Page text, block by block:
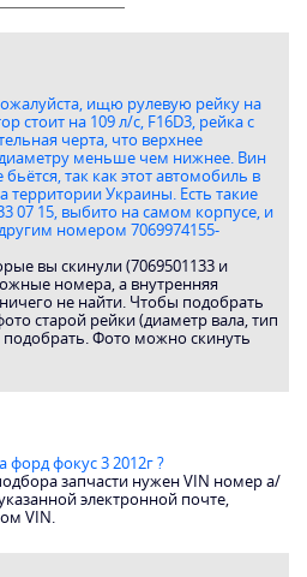
ищю рулевую рейку на
стоит на 109 л/с, F16D3, рейка с
черта, что верхнее
меньше чем нижнее. Вин
так как этот автомобиль в
территории Украины. Есть такие
07 15, выбито на самом корпусе, и
номером 7069974155-
вы скинули (7069501133 и
номера, а внутренняя
не найти. Чтобы подобрать
старой рейки (диаметр вала, тип
Фото можно скинуть
форд фокус 3 2012г ?
запчасти нужен VIN номер а/
электронной почте,
VIN.